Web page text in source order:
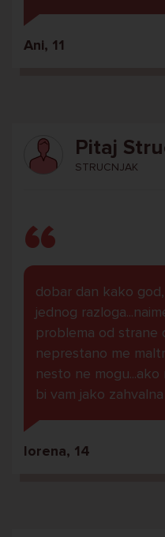
Ani, 11
Pitaj
STRUCNJAK
dobar dan kako
jednog
problema od strane
neprestano me
nesto ne
bi vam jako
lorena, 14